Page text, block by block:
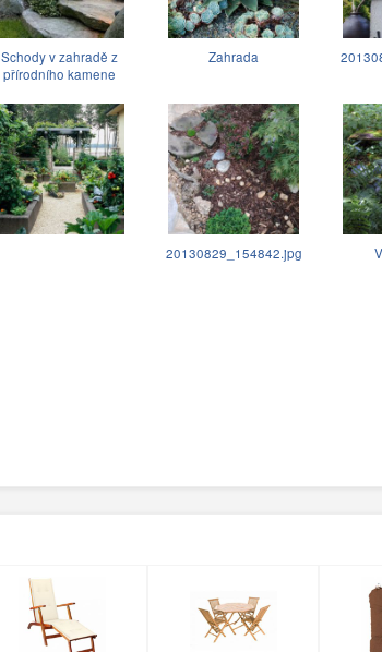
Schody v zahradě z
přírodního kamene
Zahrada
20130829_154842.jpg